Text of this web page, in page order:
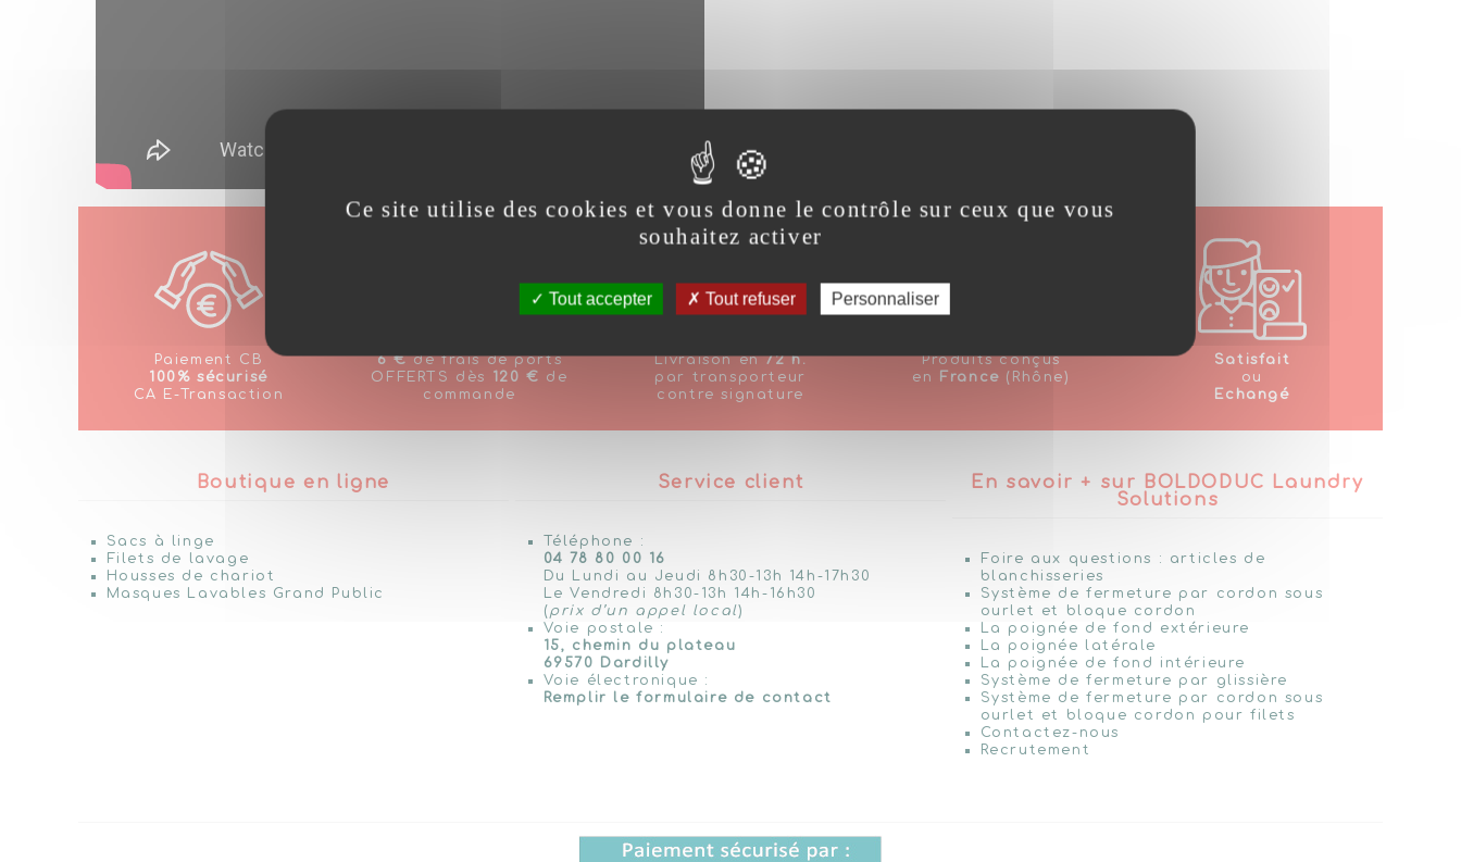
Paiement CB
100% sécurisé
CA E-Transaction
6 €de frais de ports
OFFERTS dès 120 € de
commande
Livraison en72 h.
par transporteur
contre signature
Produits conçus
en
France (Rhône)
Satisfait
ou
Echangé
Boutique en ligne
Sacs à linge
Filets de lavage
Housses de chariot
Masques Lavables Grand Public
Service client
Téléphone :
04 78 80 00 16
Du Lundi au Jeudi 8h30-13h 14h-17h30
Le Vendredi 8h30-13h 14h-16h30
( prix d’un appel local)
Voie postale :
15, chemin du plateau
69570 Dardilly
Voie électronique :
Remplir le formulaire de contact
En savoir + sur BOLDODUC Laundry
Solutions
Foire aux questions : articles de
blanchisseries
Système de fermeture par cordon sous
ourlet et bloque cordon
La poignée de fond extérieure
La poignée latérale
La poignée de fond intérieure
Système de fermeture par glissière
Système de fermeture par cordon sous
ourlet et bloque cordon pour filets
Contactez-nous
Recrutement
Ce site utilise des cookies et vous donne le contrôle sur ceux que vous
souhaitez activer
Tout accepter Tout refuser Personnaliser